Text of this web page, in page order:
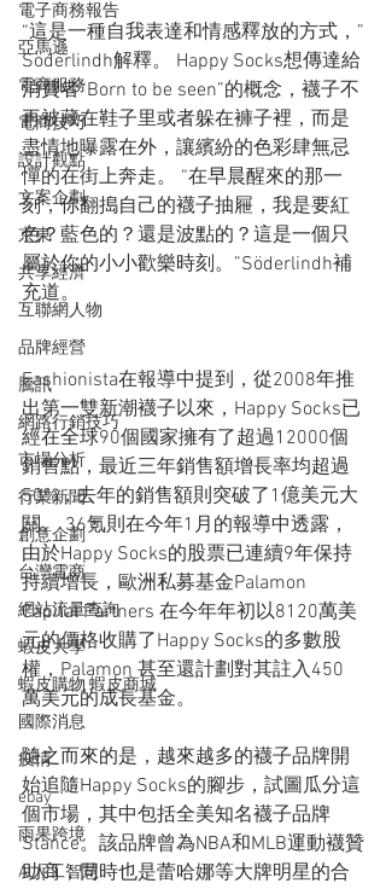
電子商務報告
亞馬遜
電商服務
電商技巧
設計觀點
文案企劃
京東
共享經濟
互聯網人物
品牌經營
騰訊
網路行銷技巧
市場分析
行業新聞
創意企劃
台灣電商
網站流量查詢
蝦皮大學
蝦皮購物 蝦皮商城
國際消息
疫情
ebay
雨果跨境
AI人工智慧
“這是一種自我表達和情感釋放的方式，”
Söderlindh解釋。 Happy Socks想傳達給
消費者“Born to be seen”的概念，襪子不
再被藏在鞋子里或者躲在褲子裡，而是
盡情地曝露在外，讓繽紛的色彩肆無忌
憚的在街上奔走。 “在早晨醒來的那一
刻，你翻搗自己的襪子抽屜，我是要紅
色？藍色的？還是波點的？這是一個只
屬於你的小小歡樂時刻。”Söderlindh補
充道。
Fashionista在報導中提到，從2008年推
出第一雙新潮襪子以來，Happy Socks已
經在全球90個國家擁有了超過12000個
銷售點，最近三年銷售額增長率均超過
50%，去年的銷售額則突破了1億美元大
關。 36氪則在今年1月的報導中透露，
由於Happy Socks的股票已連續9年保持
持續增長，歐洲私募基金Palamon
Capital Partners 在今年年初以8120萬美
元的價格收購了Happy Socks的多數股
權，Palamon 甚至還計劃對其註入450
萬美元的成長基金。
隨之而來的是，越來越多的襪子品牌開
始追隨Happy Socks的腳步，試圖瓜分這
個市場，其中包括全美知名襪子品牌
Stance。該品牌曾為NBA和MLB運動襪贊
助商，同時也是蕾哈娜等大牌明星的合